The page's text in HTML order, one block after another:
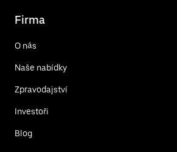
Firma
O nás
Naše nabídky
Zpravodajství
Investoři
Blog